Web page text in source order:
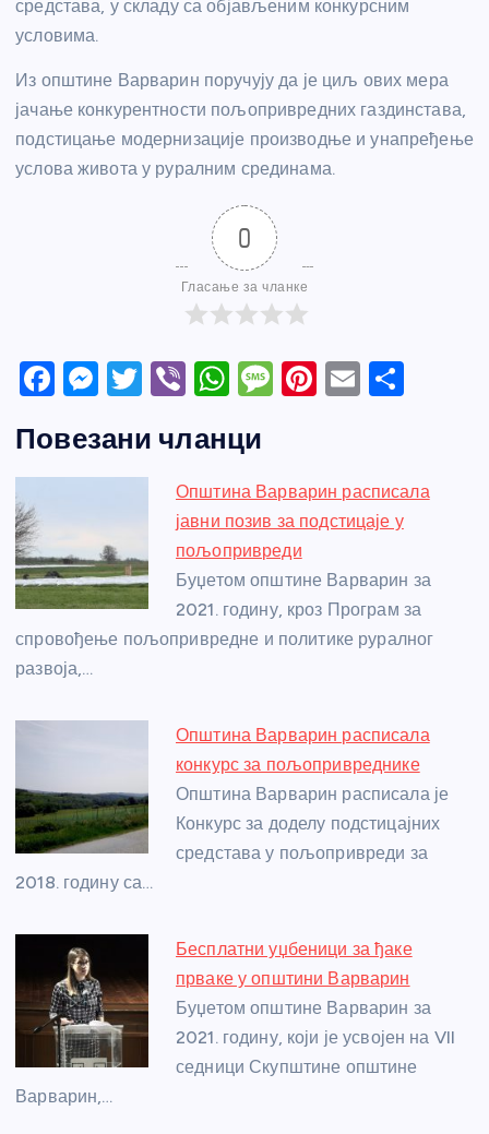
средстава, у складу са објављеним конкурсним
условима.
Из општине Варварин поручују да је циљ ових мера
јачање конкурентности пољопривредних газдинстава,
подстицање модернизације производње и унапређење
услова живота у руралним срединама.
0
Гласање за чланке
F
c
e
b
o
o
M
ss
e
n
g
er
T
itt
er
Vi
er
W
at
s
A
p
p
M
a
g
e
Pi
e
st
E
e
Повезани чланци
Општина Варварин расписала
јавни позив за подстицаје у
пољопривреди
Буџетом општине Варварин за
2021. годину, кроз Програм за
спровођење пољопривредне и политике руралног
развоја,…
Општина Варварин расписала
конкурс за пољопривреднике
Општина Варварин расписала је
Конкурс за доделу подстицајних
средстава у пољопривреди за
2018. годину са…
Бесплатни уџбеници за ђаке
прваке у општини Варварин
Буџетом општине Варварин за
2021. годину, који је усвојен на VII
седници Скупштине општине
Варварин,…